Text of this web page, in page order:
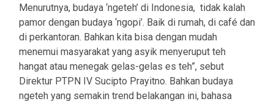
Menurutnya, budaya ‘ngeteh’ di Indonesia, tidak kalah
pamor dengan budaya ‘ngopi’. Baik di rumah, di café dan
di perkantoran. Bahkan kita bisa dengan mudah
menemui masyarakat yang asyik menyeruput teh
hangat atau menegak gelas-gelas es teh”, sebut
Direktur PTPN IV Sucipto Prayitno. Bahkan budaya
ngeteh yang semakin trend belakangan ini, bahasa